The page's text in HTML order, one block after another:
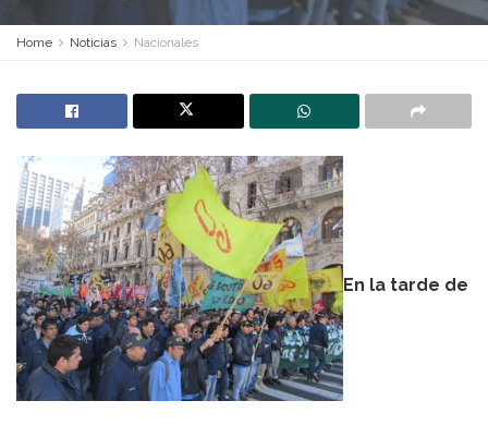
Home Noticias Nacionales
En la tarde de